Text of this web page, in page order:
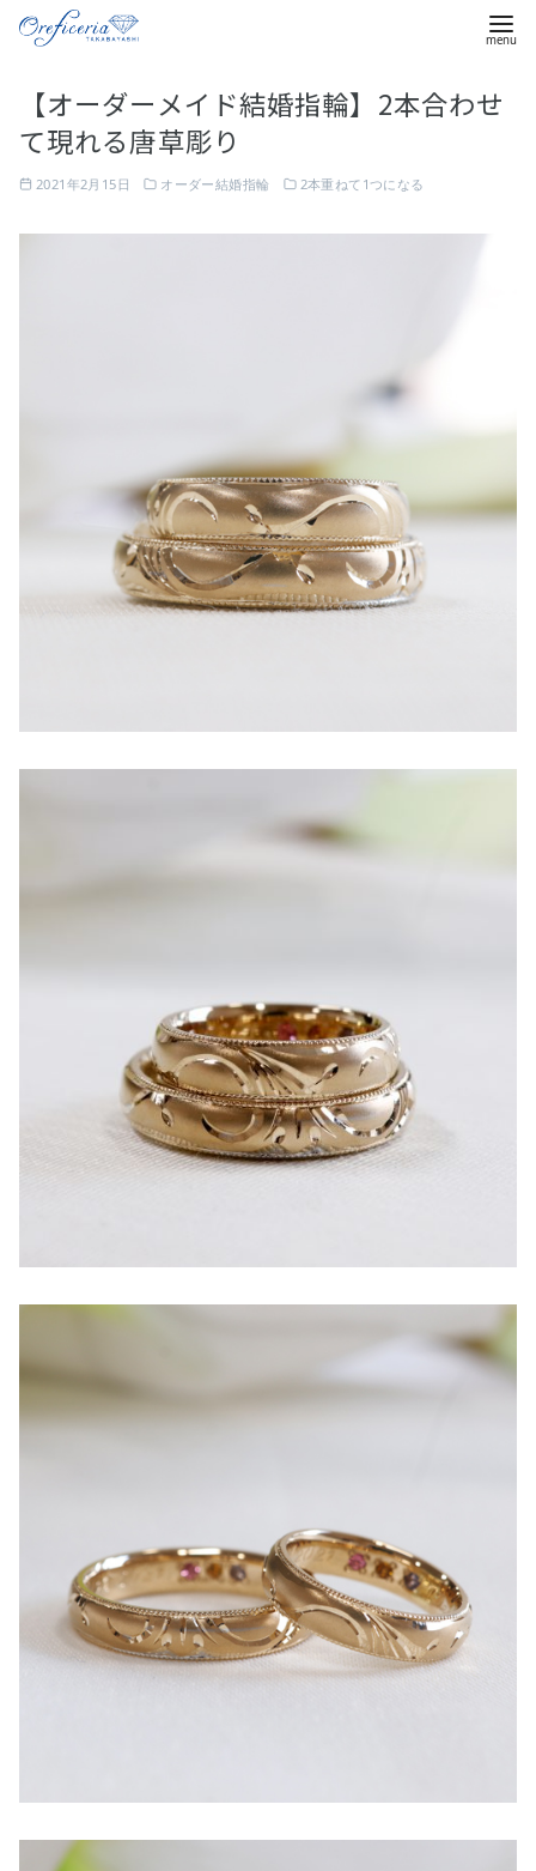
【オーダーメイド結婚指輪】2本合わせ
て現れる唐草彫り
2021年2月15日 オーダー結婚指輪 2本重ねて1つになる